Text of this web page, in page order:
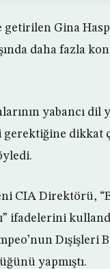
Gina
daha fazla
yabancı
gerektiğine dikkat
CIA Direktörü,
ifadelerini
Dışişleri
yapmıştı.